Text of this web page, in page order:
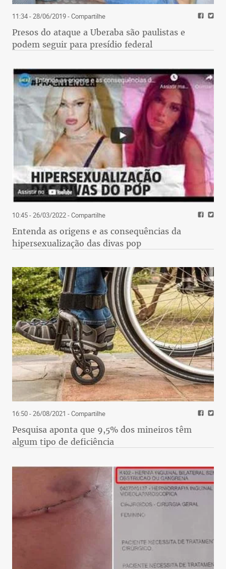
11:34 - 28/06/2019- Compartilhe
Presos do ataque a Uberaba são paulistas e
podem seguir para presídio federal
10:45 - 26/03/2022- Compartilhe
Entenda as origens e as consequências da
hipersexualização das divas pop
16:50 - 26/08/2021 - Compartilhe
Pesquisa aponta que 9,5% dos mineiros têm
algum tipo de deficiência